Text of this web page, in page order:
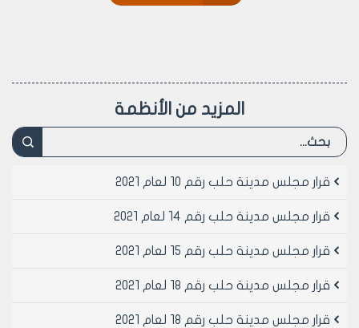
المزيد من الأنظمة
قرار مجلس مدينة حلب رقم 10 لعام 2021
قرار مجلس مدينة حلب رقم 14 لعام 2021
قرار مجلس مدينة حلب رقم 15 لعام 2021
قرار مجلس مدينة حلب رقم 18 لعام 2021
قرار مجلس مدينة حلب رقم 18 لعام 2021